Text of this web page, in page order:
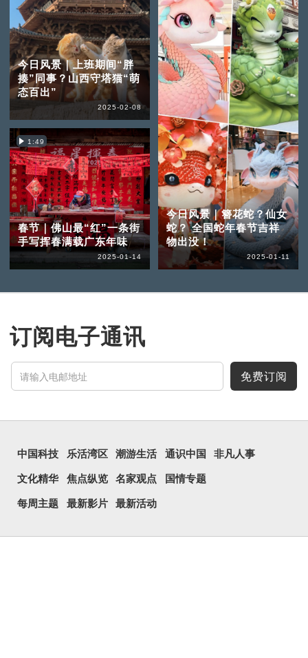
今日风景｜上班期间“胖
揍”同事？山西守塔猫“萌
态百出”
2025-02-08
1:49
春节｜佛山最“红”一条街
手写挥春满载广东年味
2025-01-14
今日风景｜簪花蛇？仙女
蛇？ 全国蛇年春节吉祥
物出没！
2025-01-11
订阅电子通讯
免费订阅
中国科技 乐活湾区 潮游生活 通识中国 非凡人事
文化精华 焦点纵览 名家观点 国情专题
每周主题 最新影片 最新活动